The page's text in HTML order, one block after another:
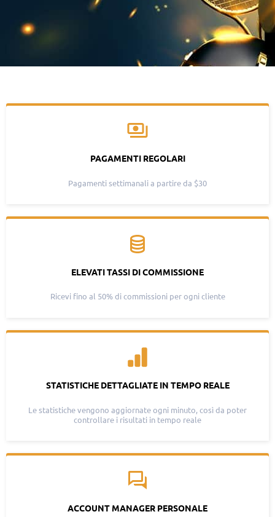
PAGAMENTI REGOLARI
Pagamenti settimanali a partire da $30
ELEVATI TASSI DI COMMISSIONE
Ricevi fino al 50% di commissioni per ogni cliente
STATISTICHE DETTAGLIATE IN TEMPO REALE
Le statistiche vengono aggiornate ogni minuto, così da poter
controllare i risultati in tempo reale
ACCOUNT MANAGER PERSONALE